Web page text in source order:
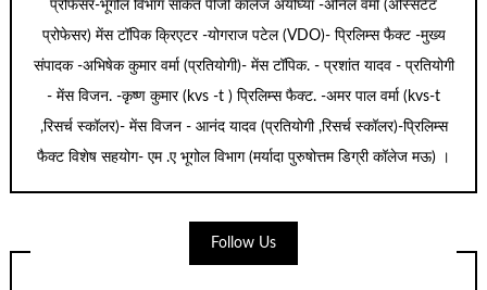
प्रोफेसर-भूगोल विभाग साकेत पीजी कॉलेज अयोघ्या -अनिल वर्मा (अस्सिटेंट
प्रोफेसर) मेंस टॉपिक क्रिएटर -योगराज पटेल (VDO)- प्रिलिम्स फैक्ट -मुख्य
संपादक -अभिषेक कुमार वर्मा (प्रतियोगी)- मेंस टॉपिक. - प्रशांत यादव - प्रतियोगी
- मेंस विजन. -कृष्ण कुमार (kvs -t ) प्रिलिम्स फैक्ट. -अमर पाल वर्मा (kvs-t
,रिसर्च स्कॉलर)- मेंस विजन - आनंद यादव (प्रतियोगी ,रिसर्च स्कॉलर)-प्रिलिम्स
फैक्ट विशेष सहयोग- एम .ए भूगोल विभाग (मर्यादा पुरुषोत्तम डिग्री कॉलेज मऊ) ।
Follow Us